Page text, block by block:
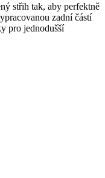
střih tak, aby perfektně
zadní částí
pro jednodušší